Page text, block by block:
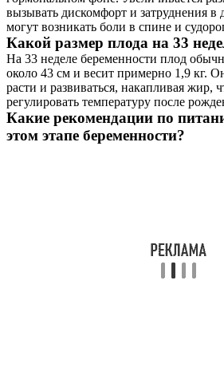
вызывать дискомфорт и затруднения
могут возникать боли в спине и
Какой размер плода на 33
На 33 неделе беременности плод
около 43 см и весит примерно 1,9 кг.
расти и развиваться, накапливая жир,
регулировать температуру после
Какие рекомендации по
этом этапе беременности?